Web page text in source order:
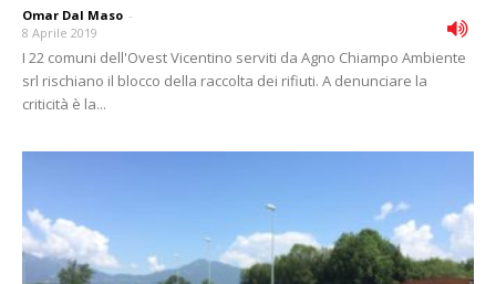
Omar Dal Maso -
8 Aprile 2019
I 22 comuni dell'Ovest Vicentino serviti da Agno Chiampo Ambiente
srl rischiano il blocco della raccolta dei rifiuti. A denunciare la
criticità è la...